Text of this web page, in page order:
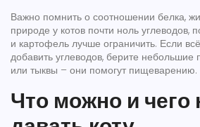
Важно помнить о соотношении белка,
природе у котов почти ноль углеводов,
и картофель лучше ограничить. Если
добавить углеводов, берите небольшие
или тыквы – они помогут пищеварению.
Что можно и чего